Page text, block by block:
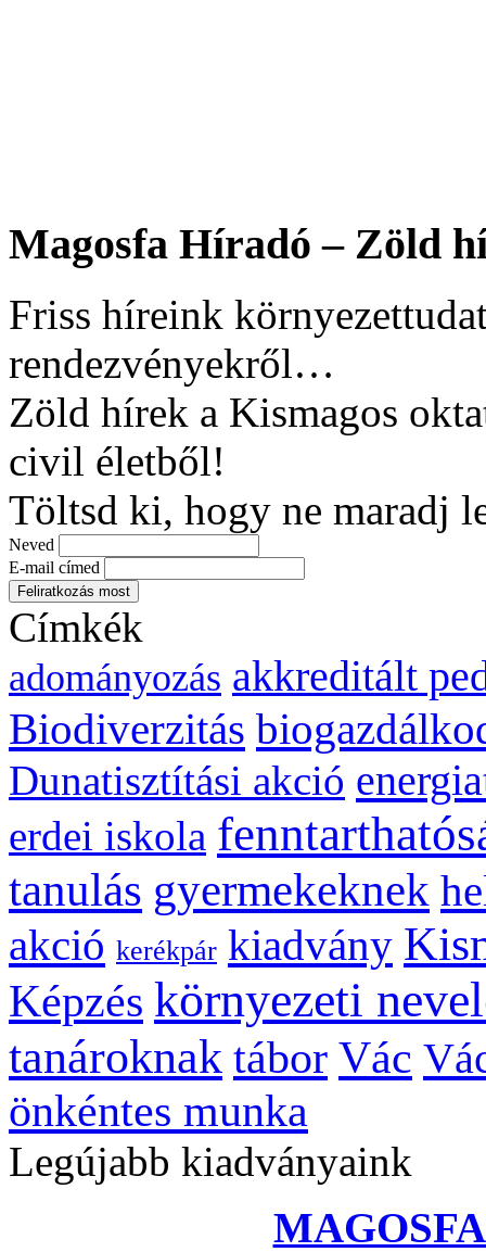
Magosfa Híradó – Zöld
Friss híreink
rendezvényekről…
Zöld hírek a Kismagos
civil életből!
Töltsd ki, hogy ne maradj
Neved
E-mail címed
Címkék
adományozás akkreditált
Biodiverzitás
Dunatisztítási akció
erdei iskola
tanulás gyermekeknek
akció kerékpár kiadvány
Képzés környezeti
tanároknak tábor Vác
önkéntes munka
Legújabb kiadványaink